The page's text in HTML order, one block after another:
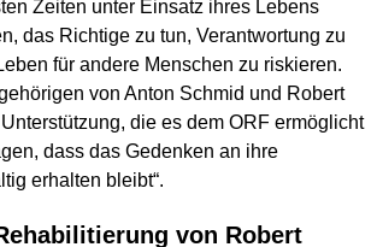
Zeiten unter Einsatz ihres Lebens
das Richtige zu tun, Verantwortung zu
für andere Menschen zu riskieren.
von Anton Schmid und Robert
die es dem ORF ermöglicht
dass das Gedenken an ihre
erhalten bleibt“.
von Robert